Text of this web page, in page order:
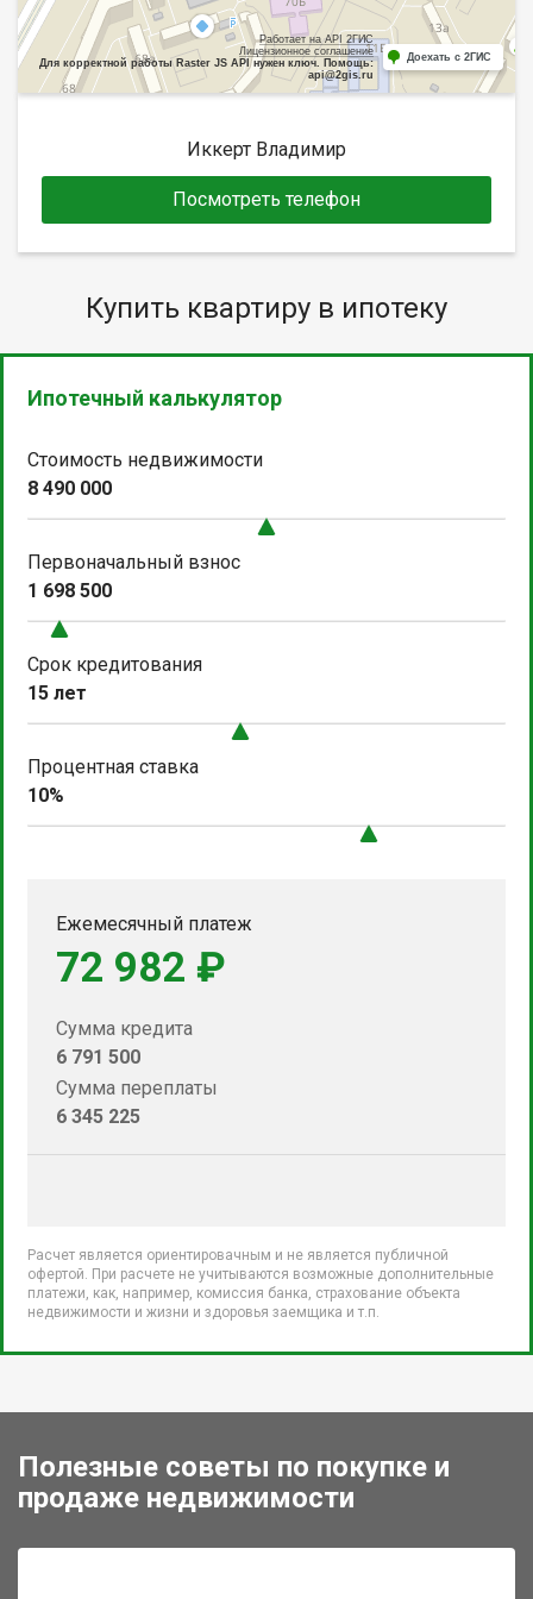
Работает на API 2ГИС
Лицензионное соглашение
Для корректной работы Raster JS API нужен ключ. Помощь:
api@2gis.ru
Доехать с 2ГИС
Иккерт Владимир
Посмотреть телефон
Купить квартиру в ипотеку
Ипотечный калькулятор
Стоимость недвижимости
8 490 000
Первоначальный взнос
1 698 500
Срок кредитования
15 лет
Процентная ставка
10%
Ежемесячный платеж
72 982 ₽
Сумма кредита
6 791 500
Сумма переплаты
6 345 225
Расчет является ориентировачным и не является публичной
офертой. При расчете не учитываются возможные дополнительные
платежи, как, например, комиссия банка, страхование объекта
недвижимости и жизни и здоровья заемщика и т.п.
Полезные советы по покупке и
продаже недвижимости